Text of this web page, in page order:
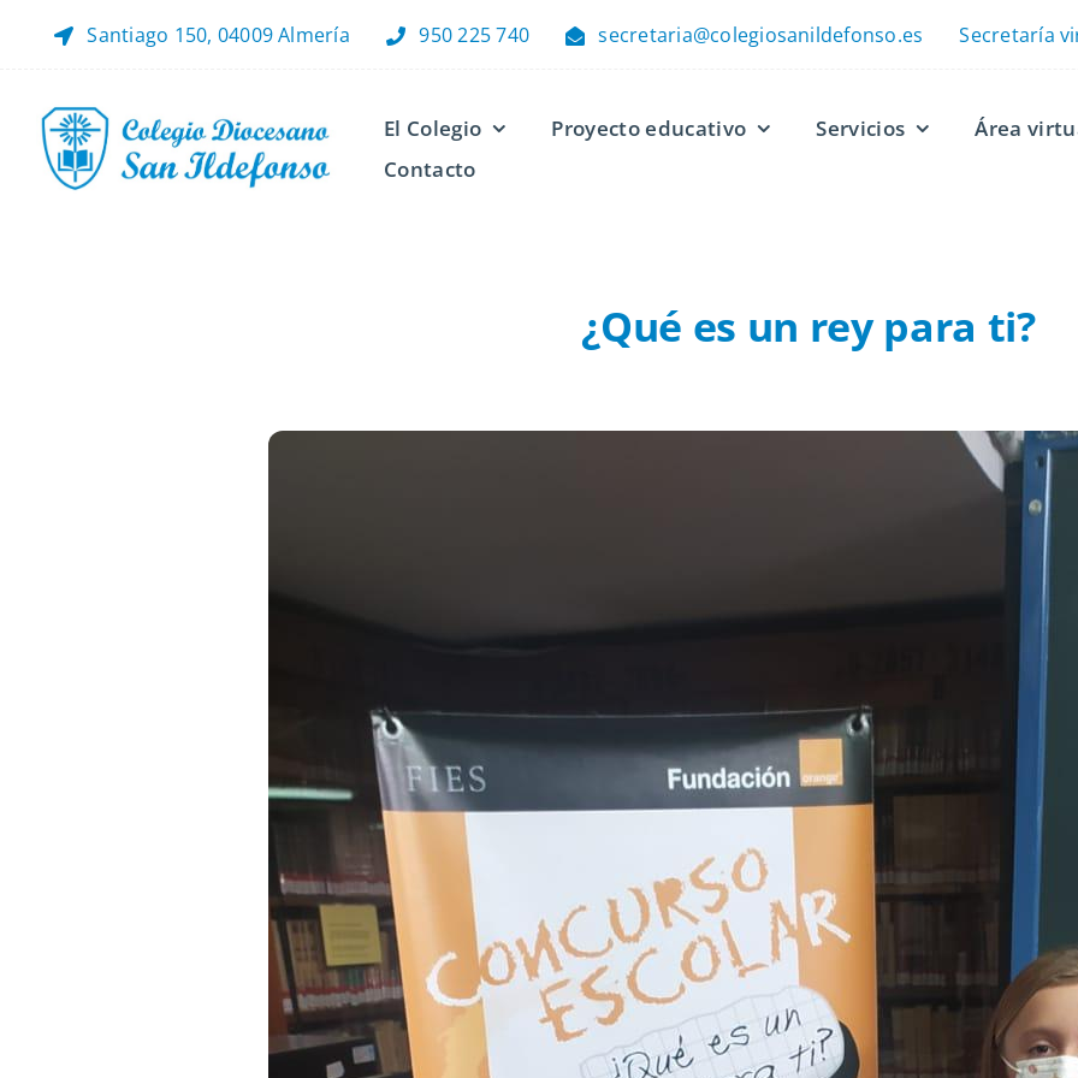
Santiago 150, 04009 Almería 950 225 740 secretaria@colegiosanildefonso.es Secretaría
El Colegio Proyecto educativo Servicios
Área
Contacto
¿Qué es un rey para ti?